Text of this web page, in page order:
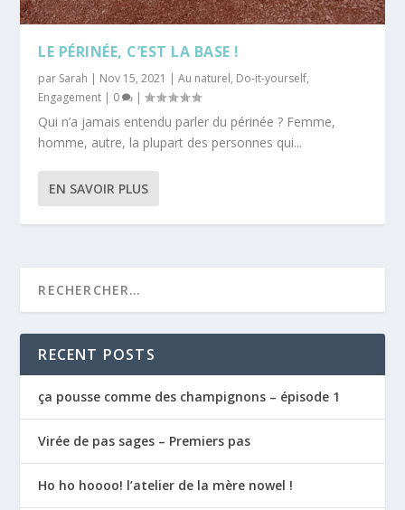
LE PÉRINÉE, C’EST LA BASE !
par Sarah | Nov 15, 2021 |Au naturel, Do-it-yourself,
Engagement | 0 |
Qui n’a jamais entendu parler du périnée ? Femme,
homme, autre, la plupart des personnes qui...
EN SAVOIR PLUS
RECENT POSTS
ça pousse comme des champignons – épisode 1
Virée de pas sages – Premiers pas
Ho ho hoooo! l’atelier de la mère nowel !